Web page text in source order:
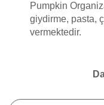
Pumpkin
giydirme, pasta,
vermektedir.